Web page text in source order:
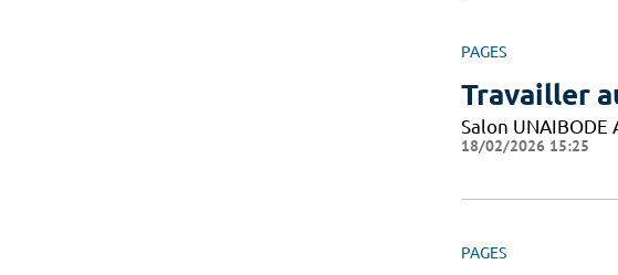
PAGES
Travailler
Salon
18/02/2026 15:25
PAGES